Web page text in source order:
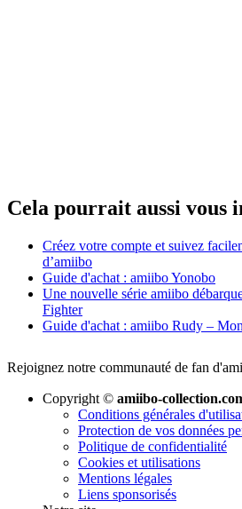
Cela pourrait aussi vous
Créez votre compte et suivez
d’amiibo
Guide d'achat : amiibo Yonobo
Une nouvelle série amiibo
Fighter
Guide d'achat : amiibo Rudy –
Rejoignez notre communauté de fan
Copyright © amiibo-
Conditions générales
Protection de vos données
Politique de confidentialité
Cookies et utilisations
Mentions légales
Liens sponsorisés